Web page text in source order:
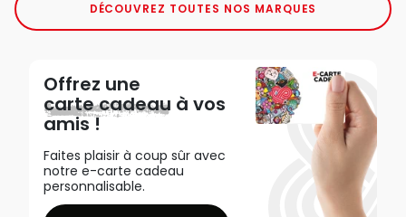
DÉCOUVREZ TOUTES NOS MARQUES
Offrez une
carte cadeau à vos
amis !
Faites plaisir à coup sûr avec
notre e-carte cadeau
personnalisable.